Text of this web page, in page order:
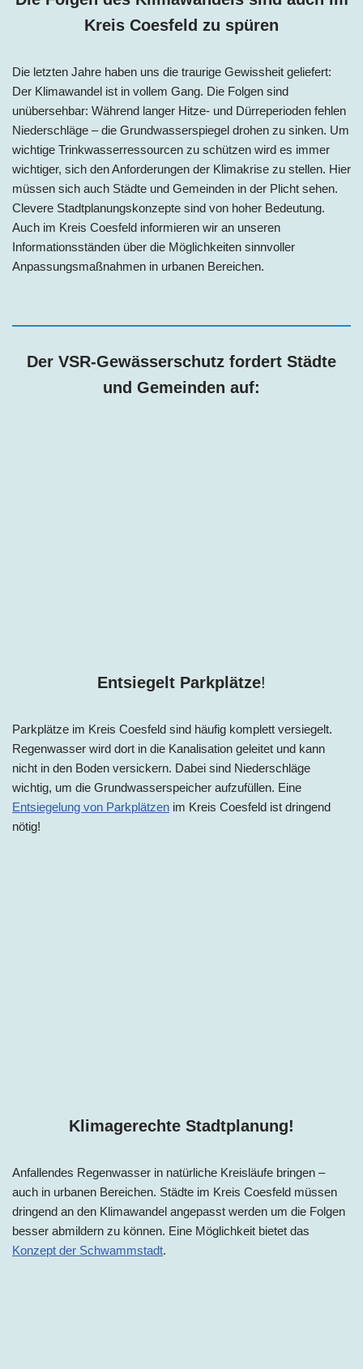
Kreis Coesfeld zu spüren
Die letzten Jahre haben uns die traurige Gewissheit geliefert:
Der Klimawandel ist in vollem Gang. Die Folgen sind
unübersehbar: Während langer Hitze- und Dürreperioden fehlen
Niederschläge – die Grundwasserspiegel drohen zu sinken. Um
wichtige Trinkwasserressourcen zu schützen wird es immer
wichtiger, sich den Anforderungen der Klimakrise zu stellen. Hier
müssen sich auch Städte und Gemeinden in der Plicht sehen.
Clevere Stadtplanungskonzepte sind von hoher Bedeutung.
Auch im Kreis Coesfeld informieren wir an unseren
Informationsständen über die Möglichkeiten sinnvoller
Anpassungsmaßnahmen in urbanen Bereichen.
Der VSR-Gewässerschutz fordert Städte
und Gemeinden auf:
Entsiegelt Parkplätze!
Parkplätze im Kreis Coesfeld sind häufig komplett versiegelt.
Regenwasser wird dort in die Kanalisation geleitet und kann
nicht in den Boden versickern. Dabei sind Niederschläge
wichtig, um die Grundwasserspeicher aufzufüllen. Eine
Entsiegelung von Parkplätzen im Kreis Coesfeld ist dringend
nötig!
Klimagerechte Stadtplanung!
Anfallendes Regenwasser in natürliche Kreisläufe bringen –
auch in urbanen Bereichen. Städte im Kreis Coesfeld müssen
dringend an den Klimawandel angepasst werden um die Folgen
besser abmildern zu können. Eine Möglichkeit bietet das
Konzept der Schwammstadt.